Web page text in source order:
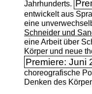
Jahrhunderts.
entwickelt aus
eine
Schneider und
eine Arbeit über
Körper und neue
Premiere: Juni
choreografische
Denken des